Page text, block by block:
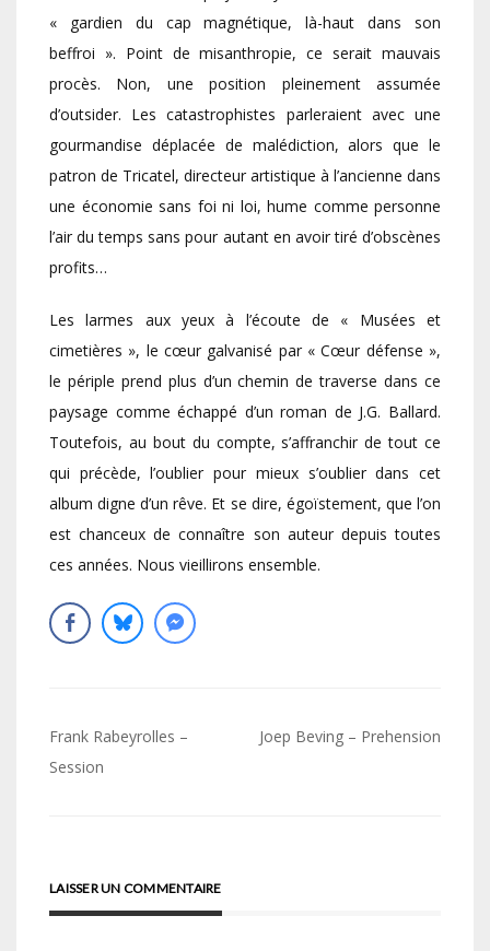
« gardien du cap magnétique, là-haut dans son
beffroi ». Point de misanthropie, ce serait mauvais
procès. Non, une position pleinement assumée
d’outsider. Les catastrophistes parleraient avec une
gourmandise déplacée de malédiction, alors que le
patron de Tricatel, directeur artistique à l’ancienne dans
une économie sans foi ni loi, hume comme personne
l’air du temps sans pour autant en avoir tiré d’obscènes
profits…
Les larmes aux yeux à l’écoute de « Musées et
cimetières », le cœur galvanisé par « Cœur défense »,
le périple prend plus d’un chemin de traverse dans ce
paysage comme échappé d’un roman de J.G. Ballard.
Toutefois, au bout du compte, s’affranchir de tout ce
qui précède, l’oublier pour mieux s’oublier dans cet
album digne d’un rêve. Et se dire, égoïstement, que l’on
est chanceux de connaître son auteur depuis toutes
ces années. Nous vieillirons ensemble.
Navigation
de
Frank Rabeyrolles –
Session
Joep Beving – Prehension
LAISSER UN COMMENTAIRE